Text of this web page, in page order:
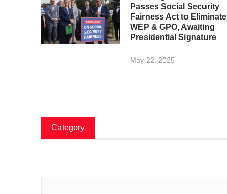
Passes Social Security
Fairness Act to Eliminate
WEP & GPO, Awaiting
Presidential Signature
May 22, 2025
Category